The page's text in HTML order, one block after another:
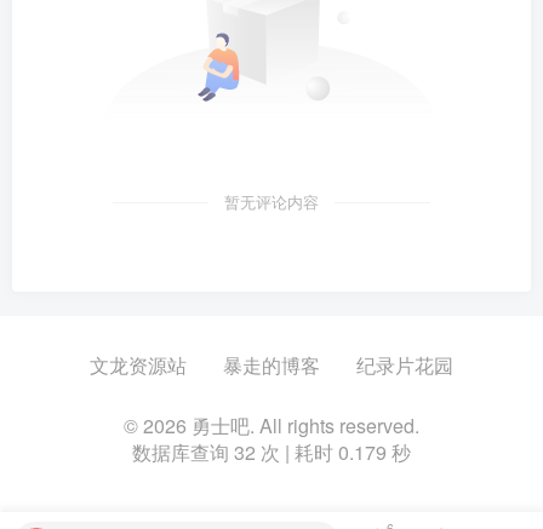
暂无评论内容
文龙资源站 暴走的博客 纪录片花园
© 2026 勇士吧. All rights reserved.
数据库查询 32 次 | 耗时 0.179 秒